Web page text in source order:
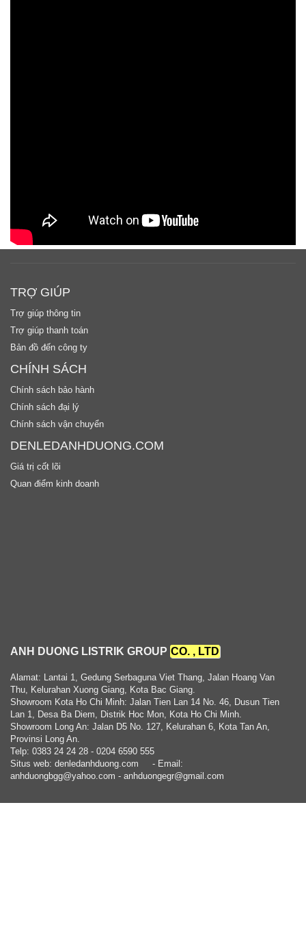
TRỢ GIÚP
Trợ giúp thông tin
Trợ giúp thanh toán
Bản đồ đến công ty
CHÍNH SÁCH
Chính sách bảo hành
Chính sách đại lý
Chính sách vận chuyển
DENLEDANHDUONG.COM
Giá trị cốt lõi
Quan điểm kinh doanh
ANH DUONG LISTRIK GROUP CO. , LTD
Alamat: Lantai 1, Gedung Serbaguna Viet Thang, Jalan Hoang Van
Thu, Kelurahan Xuong Giang, Kota Bac Giang.
Showroom Kota Ho Chi Minh: Jalan Tien Lan 14 No. 46, Dusun Tien
Lan 1, Desa Ba Diem, Distrik Hoc Mon, Kota Ho Chi Minh.
Showroom Long An: Jalan D5 No. 127, Kelurahan 6, Kota Tan An,
Provinsi Long An.
Telp: 0383 24 24 28 - 0204 6590 555
Situs web: denledanhduong.com
- Email:
anhduongbgg@yahoo.com - anhduongegr@gmail.com